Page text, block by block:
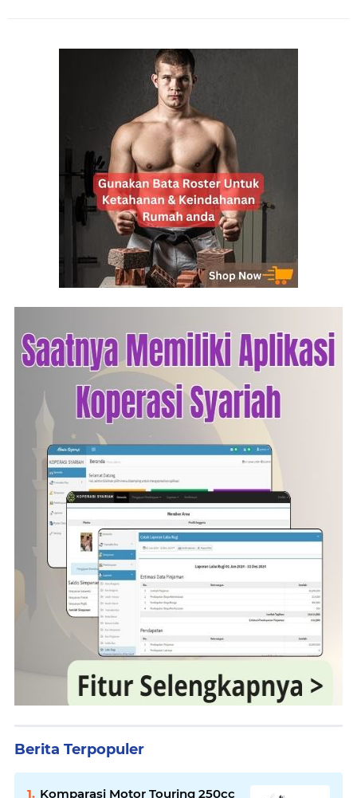
Berita Terpopuler
Komparasi Motor Touring 250cc